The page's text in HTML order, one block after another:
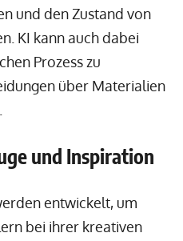
und den Zustand von
KI kann auch dabei
Prozess zu
über Materialien
und Inspiration
entwickelt, um
bei ihrer kreativen